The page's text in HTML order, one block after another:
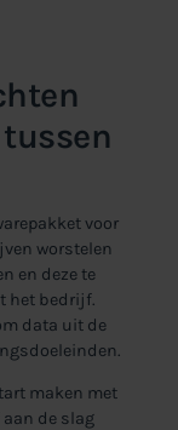
voor
worstelen
en deze te
het bedrijf.
data uit de
maken met
de slag